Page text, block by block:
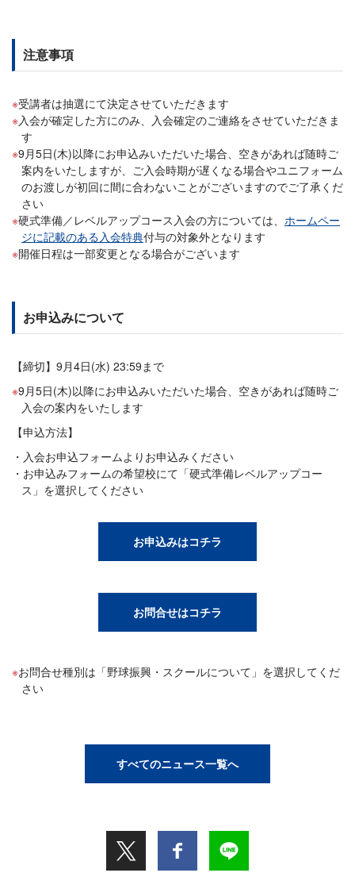
注意事項
受講者は抽選にて決定させていただきます
入会が確定した方にのみ、入会確定のご連絡をさせていただきま
す
9月5日(木)以降にお申込みいただいた場合、空きがあれば随時ご
案内をいたしますが、ご入会時期が遅くなる場合やユニフォーム
のお渡しが初回に間に合わないことがございますのでご了承くだ
さい
硬式準備／レベルアップコース入会の方については、 ホームペー
ジに記載のある入会特典付与の対象外となります
開催日程は一部変更となる場合がございます
お申込みについて
【締切】9月4日(水) 23:59まで
9月5日(木)以降にお申込みいただいた場合、空きがあれば随時ご
入会の案内をいたします
【申込方法】
入会お申込フォームよりお申込みください
お申込みフォームの希望校にて「硬式準備レベルアップコー
ス」を選択してください
お申込みはコチラ
お問合せはコチラ
お問合せ種別は「野球振興・スクールについて」を選択してくだ
さい
すべてのニュース一覧へ